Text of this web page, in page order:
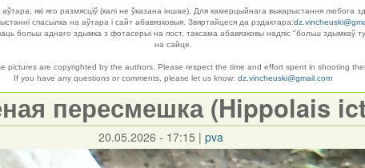
які яго размясціў (калі не ўказана іншае). Для камерцыйнага выкарыстання любога
спасылка на аўтара і сайт абавязковыя. Звяртайцеся да рэдактара:
больш аднаго здымка з фотасерыі на пост, таксама абавязковы надпіс "больш здымкаў
на сайце.
pictures are copyrighted by the authors. Please respect the time and effort spent in shooting
If you have any questions or comments, please let us know:dz.vincheuski@gmail.com
пересмешка (Hippolais
20.05.2026 - 17:15 | pva